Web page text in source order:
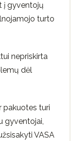
į gyventojų
turto
nepriskirta
dėl
pakuotes turi
gyventojai,
VASA